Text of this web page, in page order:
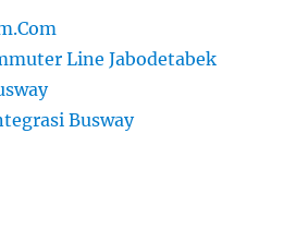
Line Jabodetabek
Busway